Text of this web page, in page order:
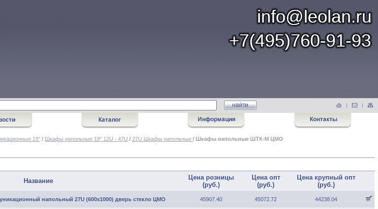
19" / Шкафы напольные 19" 12U - 47U /27U Шкафы напольные/ Шкафы напольные ШТК-М ЦМО
Название
Цена розницы
(руб.)
Цена опт
(руб.)
Цена крупный опт
(руб.)
напольный 27U (600x1000) дверь стекло ЦМО 45907.40 45072.72 44238.04